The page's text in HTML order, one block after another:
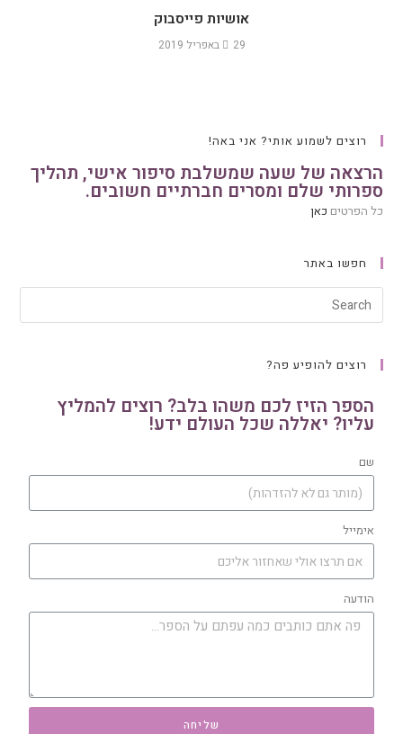
אושיות פייסבוק
29 באפריל 2019
רוצים לשמוע אותי? אני באה!
הרצאה של שעה שמשלבת סיפור אישי, תהליך
ספרותי שלם ומסרים חברתיים חשובים.
כל הפרטים כאן
חפשו באתר
רוצים להופיע פה?
הספר הזיז לכם משהו בלב? רוצים להמליץ
עליו? יאללה שכל העולם ידע!
שם
אימייל
הודעה
שליחה